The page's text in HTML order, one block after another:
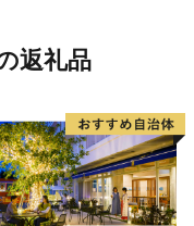
返礼品